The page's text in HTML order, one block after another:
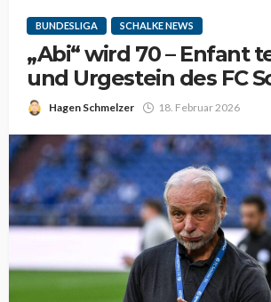
BUNDESLIGA SCHALKE NEWS
„Abi“ wird 70 – Enfant
und Urgestein des FC
Hagen Schmelzer 18. Februar 2026